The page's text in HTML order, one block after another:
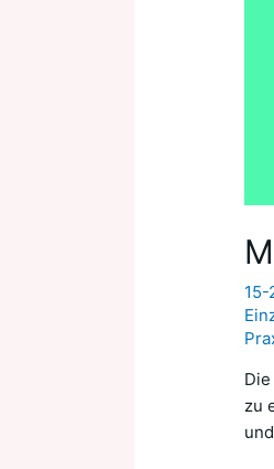
15-
zu